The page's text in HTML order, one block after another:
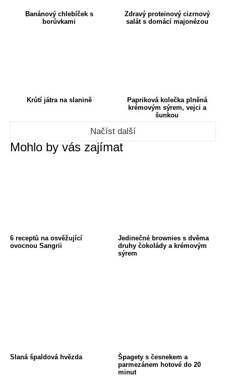
Banánový chlebíček s
borůvkami
Zdravý proteinový cizrnový
salát s domácí majonézou
Krůtí játra na slanině
Papriková kolečka plněná
krémovým sýrem, vejci a
šunkou
Načíst další
Mohlo by vás zajímat
6 receptů na osvěžující
ovocnou Sangrii
Jedinečné brownies s dvěma
druhy čokolády a krémovým
sýrem
Slaná špaldová hvězda
Špagety s česnekem a
parmezánem hotové do 20
minut